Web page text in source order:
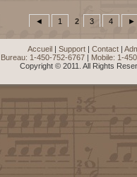
◄ 1 2 3 4 ►
Accueil| Support| Contact|
Bureau: 1-450-752-6767| Mobile: 1-
Copyright © 2011. All Rights